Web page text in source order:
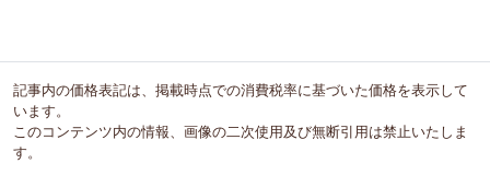
記事内の価格表記は、掲載時点での消費税率に基づいた価格を表示して
います。
このコンテンツ内の情報、画像の二次使用及び無断引用は禁止いたしま
す。